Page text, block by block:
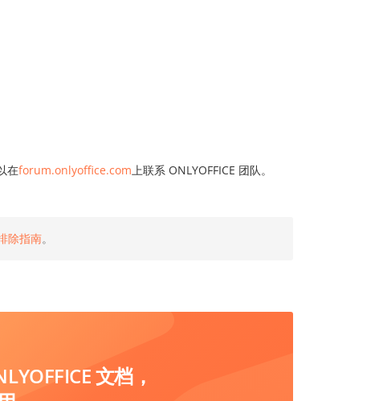
在forum.onlyoffice.com上联系 ONLYOFFICE 团队。
除指南。
文档，